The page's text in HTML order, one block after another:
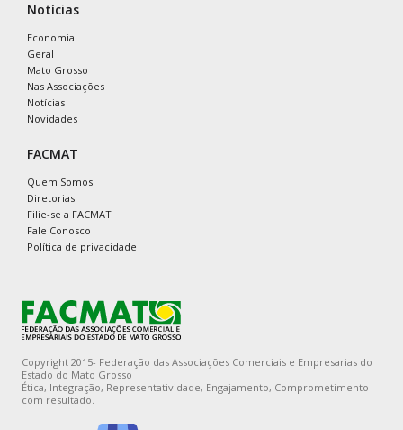
Notícias
Economia
Geral
Mato Grosso
Nas Associações
Notícias
Novidades
FACMAT
Quem Somos
Diretorias
Filie-se a FACMAT
Fale Conosco
Política de privacidade
Copyright 2015- Federação das Associações Comerciais e Empresarias do
Estado do Mato Grosso
Ética, Integração, Representatividade, Engajamento, Comprometimento
com resultado.